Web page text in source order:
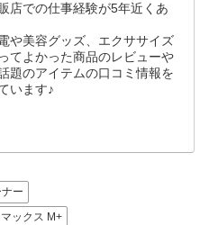
店での仕事経験が5年近くあ
や美容グッズ、エクササイズ
てよかった商品のレビューや
題のアイテムの口コミ情報を
います♪
ー
ックス M+